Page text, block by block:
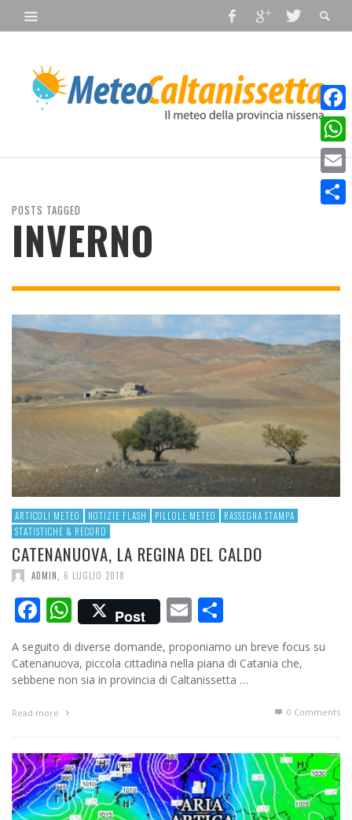
POSTS TAGGED
INVERNO
ARTICOLI METEO NOTIZIE FLASH PILLOLE METEO
RASSEGNA STAMPA
STATISTICHE & RECORD
CATENANUOVA, LA REGINA DEL CALDO
ADMIN 6 LUGLIO 2018
Facebook
WhatsApp
Post Email
A seguito di diverse domande, proponiamo un breve focus su
Catenanuova, piccola cittadina nella piana di Catania che,
sebbene non sia in provincia di Caltanissetta …
Read more 0 Comments
Email